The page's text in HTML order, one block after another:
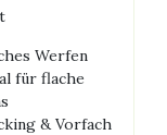
Werfen
für flache
& Vorfach